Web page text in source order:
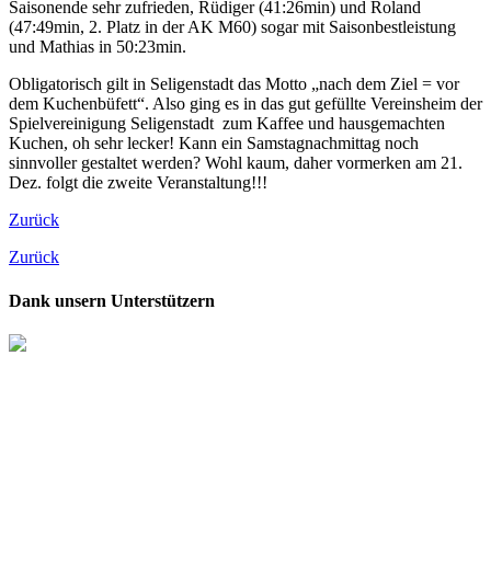
Saisonende sehr zufrieden, Rüdiger (41:26min) und Roland
(47:49min, 2. Platz in der AK M60) sogar mit Saisonbestleistung
und Mathias in 50:23min.
Obligatorisch gilt in Seligenstadt das Motto „nach dem Ziel = vor
dem Kuchenbüfett“. Also ging es in das gut gefüllte Vereinsheim der
Spielvereinigung Seligenstadt zum Kaffee und hausgemachten
Kuchen, oh sehr lecker! Kann ein Samstagnachmittag noch
sinnvoller gestaltet werden? Wohl kaum, daher vormerken am 21.
Dez. folgt die zweite Veranstaltung!!!
Zurück
Zurück
Dank unsern Unterstützern